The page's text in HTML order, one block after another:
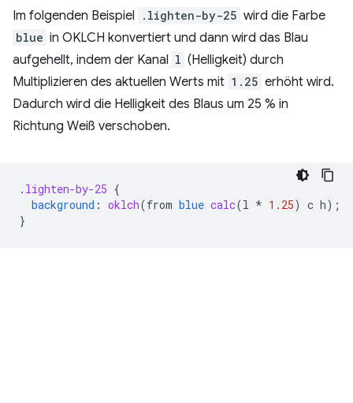
Im folgenden Beispiel .lighten-by-25 wird die Farbe
blue in OKLCH konvertiert und dann wird das Blau
aufgehellt, indem der Kanal l (Helligkeit) durch
Multiplizieren des aktuellen Werts mit 1.25 erhöht wird.
Dadurch wird die Helligkeit des Blaus um 25 % in
Richtung Weiß verschoben.
. lighten-by-25 {
background : oklch(from blue calc(l * 1.25) c h);
}